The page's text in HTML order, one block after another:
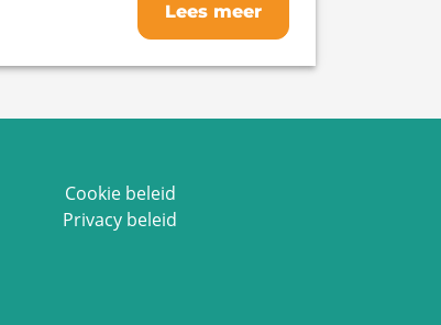
Lees meer
Cookie beleid
Privacy beleid